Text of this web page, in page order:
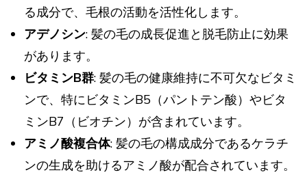
る成分で、毛根の活動を活性化します。
アデノシン: 髪の毛の成長促進と脱毛防止に効果
があります。
ビタミンB群: 髪の毛の健康維持に不可欠なビタミ
ンで、特にビタミンB5（パントテン酸）やビタ
ミンB7（ビオチン）が含まれています。
アミノ酸複合体: 髪の毛の構成成分であるケラチ
ンの生成を助けるアミノ酸が配合されています。